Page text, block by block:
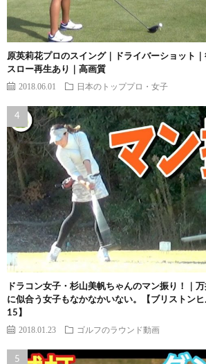
原英莉花プロのスイング｜ドライバーショット
スロー再生あり｜高画質
2018.06.01 日本のトッププロ・女子
ドラコン女子・杉山美帆ちゃんのマン振り！｜
に似合う女子もなかなかいない。【ブリストン
15】
2018.01.23 ゴルフのラウンド動画